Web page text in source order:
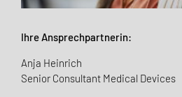
Ihre Ansprechpartnerin:
Anja Heinrich
Senior Consultant Medical Devices